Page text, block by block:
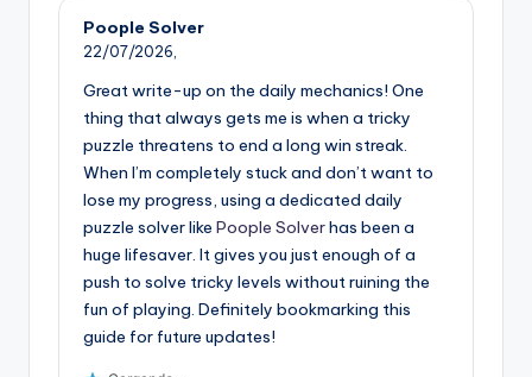
Poople Solver
22/07/2026,
Great write-up on the daily mechanics! One
thing that always gets me is when a tricky
puzzle threatens to end a long win streak.
When I’m completely stuck and don’t want to
lose my progress, using a dedicated daily
puzzle solver like Poople Solverhas been a
huge lifesaver. It gives you just enough of a
push to solve tricky levels without ruining the
fun of playing. Definitely bookmarking this
guide for future updates!